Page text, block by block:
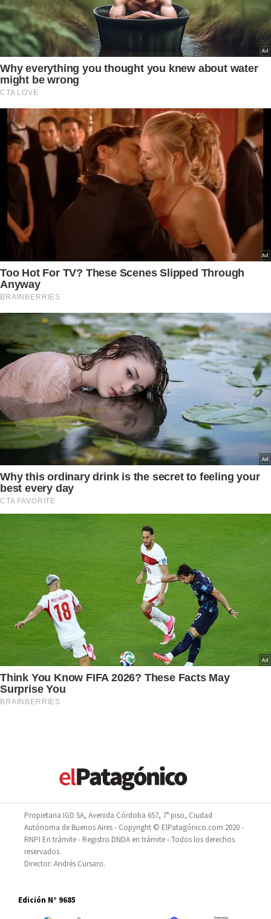
Propietaria IGD SA, Avenida Córdoba 657, 7° piso, Ciudad
Autónoma de Buenos Aires - Copyright © ElPatagónico.com 2020 -
RNPI En trámite - Registro DNDA en trámite - Todos los derechos
reservados.
Director: Andrés Cursaro.
Edición N° 9685